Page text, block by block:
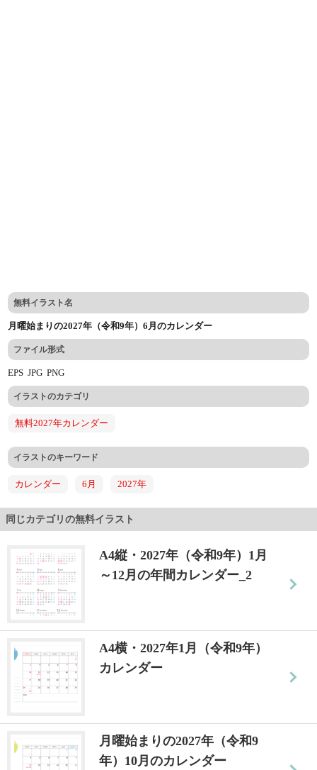
無料イラスト名
月曜始まりの2027年（令和9年）6月のカレンダー
ファイル形式
EPSJPGPNG
イラストのカテゴリ
無料2027年カレンダー
イラストのキーワード
カレンダー 6月 2027年
同じカテゴリの無料イラスト
A4縦・2027年（令和9年）1月
～12月の年間カレンダー_2
A4横・2027年1月（令和9年）
カレンダー
月曜始まりの2027年（令和9
年）10月のカレンダー